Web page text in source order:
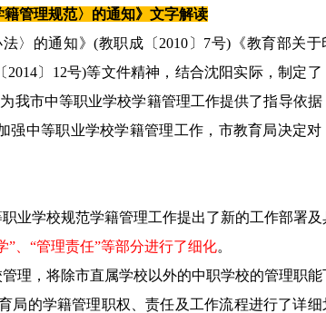
籍管理规范〉的通知》文字解读
〉的通知》(教职成〔2010〕7号)《教育部关于
〕12号)等文件精神，结合沈阳实际，制定了
我市中等职业学校学籍管理工作提供了指导依据
强中等职业学校学籍管理工作，市教育局决定对
业学校规范学籍管理工作提出了新的工作部署及
”、“管理责任”等部分进行了细化。
理，将除市直属学校以外的中职学校的管理职能
局的学籍管理职权、责任及工作流程进行了详细